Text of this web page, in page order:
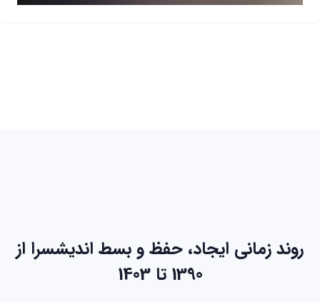
روند زمانی ایجاد، حفظ و بسط اندیشسرا از
1390 تا 1403